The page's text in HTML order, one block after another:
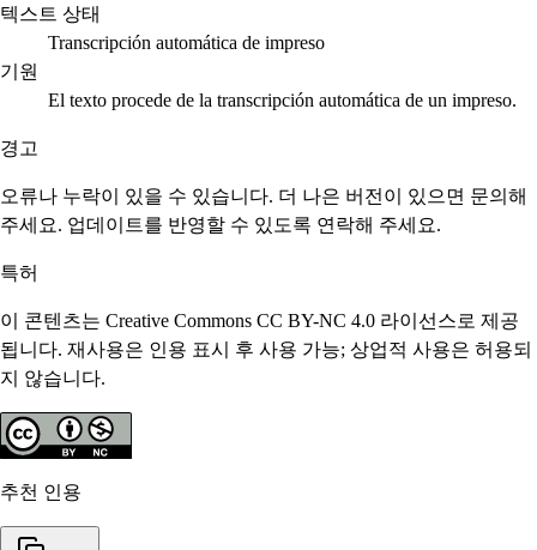
텍스트 상태
Transcripción automática de impreso
기원
El texto procede de la transcripción automática de un impreso.
경고
오류나 누락이 있을 수 있습니다. 더 나은 버전이 있으면 문의해
주세요. 업데이트를 반영할 수 있도록 연락해 주세요.
특허
이 콘텐츠는 Creative Commons CC BY-NC 4.0 라이선스로 제공
됩니다. 재사용은 인용 표시 후 사용 가능; 상업적 사용은 허용되
지 않습니다.
추천 인용